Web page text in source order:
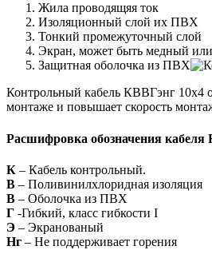
Жила проводящяя ток
Изоляционный слой их ПВХ
Тонкий промежуточный слой
Экран, может быть медный
Защитная оболочка из ПВХ
Контрольный кабель КВВГэнг 10х4
монтаже и повышает скорость
Расшифровка обозначения
К – Кабель контрольный.
В – Поливинилхлоридная изоляция
В – Оболочка из ПВХ
Г -Гибкий, класс гибкости I
Э – Экранованый
Нг – Не поддерживает горения